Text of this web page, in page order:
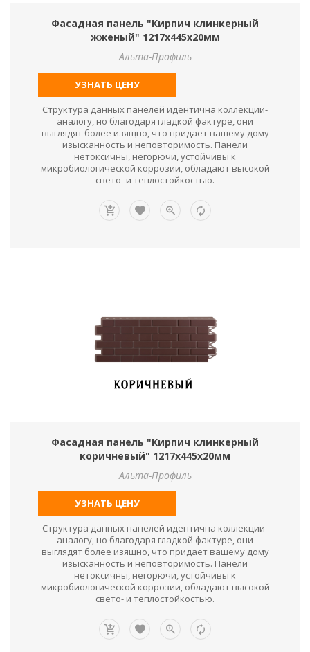
Фасадная панель "Кирпич клинкерный
жженый" 1217х445х20мм
Альта-Профиль
УЗНАТЬ ЦЕНУ
Структура данных панелей идентична коллекции-
аналогу, но благодаря гладкой фактуре, они
выглядят более изящно, что придает вашему дому
изысканность и неповторимость. Панели
нетоксичны, негорючи, устойчивы к
микробиологической коррозии, обладают высокой
свето- и теплостойкостью.
Фасадная панель "Кирпич клинкерный
коричневый" 1217х445х20мм
Альта-Профиль
УЗНАТЬ ЦЕНУ
Структура данных панелей идентична коллекции-
аналогу, но благодаря гладкой фактуре, они
выглядят более изящно, что придает вашему дому
изысканность и неповторимость. Панели
нетоксичны, негорючи, устойчивы к
микробиологической коррозии, обладают высокой
свето- и теплостойкостью.